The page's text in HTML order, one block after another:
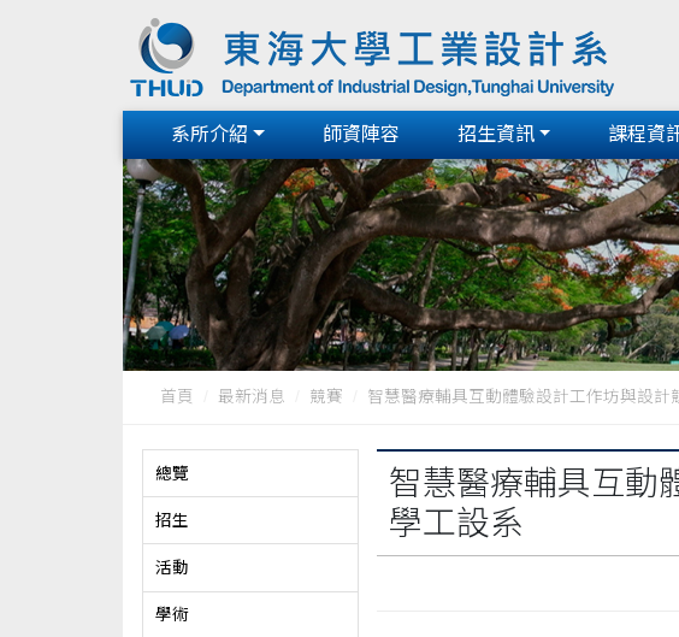
系所介紹 師資陣容 招生資訊 課程資
首頁 最新消息 競賽 智慧醫療輔具互動體驗設計工作坊與設計
總覽
招生
活動
學術
智慧醫療輔具互動
學工設系